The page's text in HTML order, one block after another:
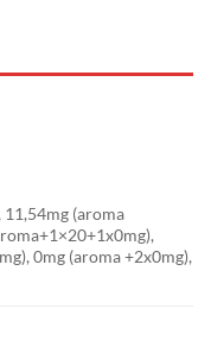
11,54mg (aroma
0mg (aroma +2x0mg),